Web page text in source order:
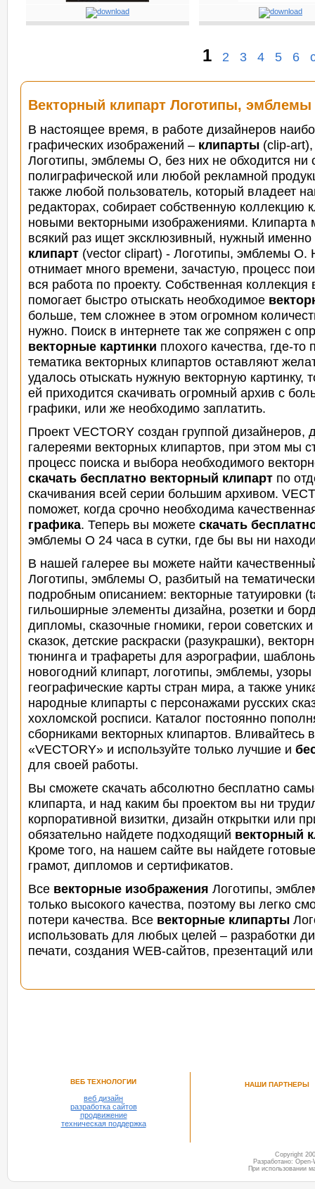
1 2 3 4 5 6
Векторный клипарт Логотипы, эмблемы
В настоящее время, в работе дизайнеров
графических изображений – клипарты (clip-
Логотипы, эмблемы O, без них не обходится ни
полиграфической или любой рекламной
также любой пользователь, который владеет
редакторах, собирает собственную коллекцию
новыми векторными изображениями. Клипарта
всякий раз ищет эксклюзивный, нужный
клипарт (vector clipart) - Логотипы, эмблемы O.
отнимает много времени, зачастую, процесс
вся работа по проекту. Собственная коллекция
помогает быстро отыскать необходимое
больше, тем сложнее в этом огромном
нужно. Поиск в интернете так же сопряжен с
векторные картинки плохого качества, где-
тематика векторных клипартов оставляют
удалось отыскать нужную векторную картинку,
ей приходится скачивать огромный архив с
графики, или же необходимо заплатить.
Проект VECTORY создан группой дизайнеров,
галереями векторных клипартов, при этом мы
процесс поиска и выбора необходимого
скачать бесплатно векторный клипарт по
скачивания всей серии большим архивом.
поможет, когда срочно необходима
графика. Теперь вы можете скачать
эмблемы O 24 часа в сутки, где бы вы ни
В нашей галерее вы можете найти
Логотипы, эмблемы O, разбитый на
подробным описанием: векторные татуировки
гильоширные элементы дизайна, розетки и
дипломы, сказочные гномики, герои советских
сказок, детские раскраски (разукрашки),
тюнинга и трафареты для аэрографии,
новогодний клипарт, логотипы, эмблемы,
географические карты стран мира, а также
народные клипарты с персонажами русских
хохломской росписи. Каталог постоянно
сборниками векторных клипартов. Вливайтесь
«VECTORY» и используйте только лучшие и
для своей работы.
Вы сможете скачать абсолютно бесплатно
клипарта, и над каким бы проектом вы ни
корпоративной визитки, дизайн открытки или
обязательно найдете подходящий векторный
Кроме того, на нашем сайте вы найдете
грамот, дипломов и сертификатов.
Все векторные изображения Логотипы,
только высокого качества, поэтому вы легко
потери качества. Все векторные клипарты
использовать для любых целей – разработки
печати, создания WEB-сайтов, презентаций
ВЕБ ТЕХНОЛОГИИ
веб дизайн
разработка сайтов
продвижение
техническая поддержка
НАШИ ПАРТНЕРЫ
Copyright
Разработано:
При использовании